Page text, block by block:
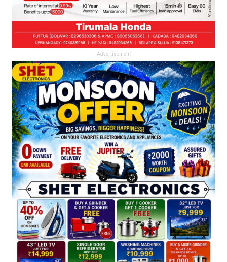
Advertisement